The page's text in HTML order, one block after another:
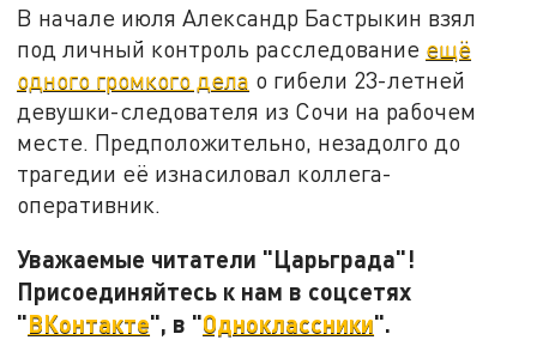
В начале июля Александр Бастрыкин взял
под личный контроль расследование ещё
одного громкого дела о гибели 23-летней
девушки-следователя из Сочи на рабочем
месте. Предположительно, незадолго до
трагедии её изнасиловал коллега-
оперативник.
Уважаемые читатели "Царьграда"!
Присоединяйтесь к нам в соцсетях
"ВКонтакте", в "Одноклассники".